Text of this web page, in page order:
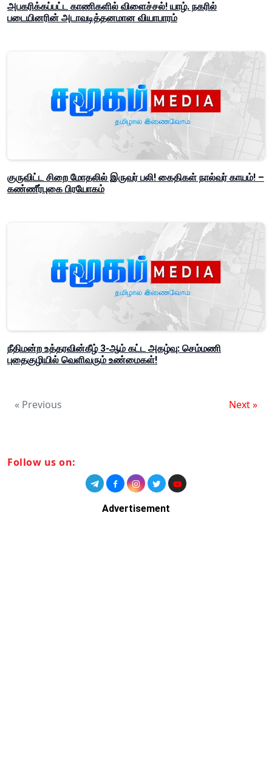
அபகரிக்கப்பட்ட காணிகளில் விளைச்சல்! யாழ். நகரில்
படையினரின் அடாவடித்தனமான வியாபாரம்
குருவிட்ட சிறை மோதலில் இருவர் பலி! கைதிகள் நால்வர் காயம்! –
கண்ணீர்புகை பிரயோகம்
நீதிமன்ற உத்தரவின்கீழ் 3-ஆம் கட்ட அகழ்வு: செம்மணி
புதைகுழியில் வெளிவரும் உண்மைகள்!
« Previous Next »
Follow us on:
Advertisement